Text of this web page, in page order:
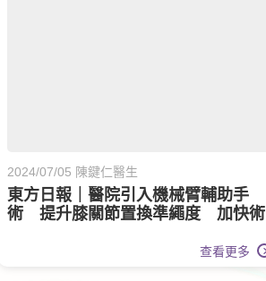
2024/07/05 陳鍵仁醫生
東方日報｜醫院引入機械臂輔助手
術 提升膝關節置換準繩度 加快術
查看更多